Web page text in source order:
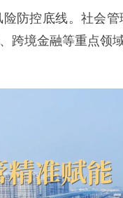
控底线。社会管
跨境金融等重点领